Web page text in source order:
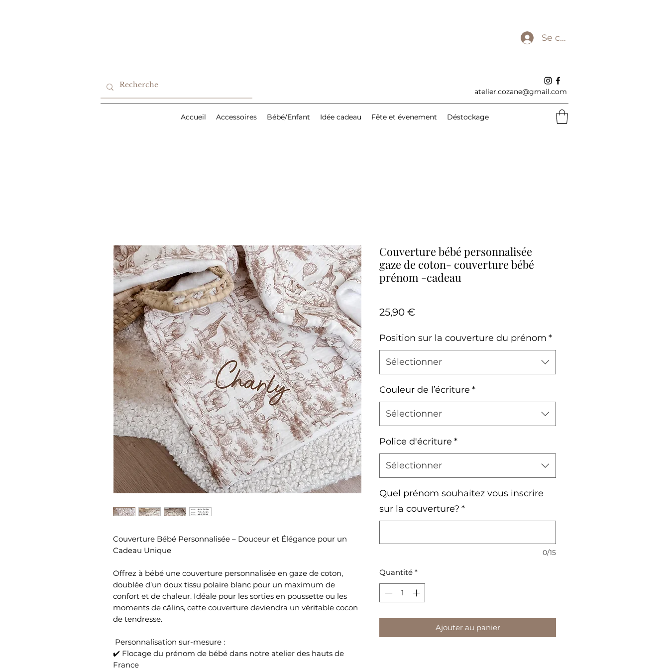
Se connecter
atelier.cozane@gmail.com
Accueil Accessoires Bébé/Enfant Idée cadeau Fête et évenement Déstockage
Couverture Bébé Personnalisée – Douceur et Élégance pour un
Cadeau Unique
Offrez à bébé une couverture personnalisée en gaze de coton,
doublée d’un doux tissu polaire blanc pour un maximum de
confort et de chaleur. Idéale pour les sorties en poussette ou les
moments de câlins, cette couverture deviendra un véritable cocon
de tendresse.
Personnalisation sur-mesure :
✔️ Flocage du prénom de bébé dans notre atelier des hauts de
France
Couverture bébé personnalisée
gaze de coton- couverture bébé
prénom -cadeau
25,90 €
Position sur la couverture du prénom *
Sélectionner
Couleur de l’écriture *
Sélectionner
Police d'écriture *
Sélectionner
Quel prénom souhaitez vous inscrire
sur la couverture? *
0/15
Quantité *
Ajouter au panier